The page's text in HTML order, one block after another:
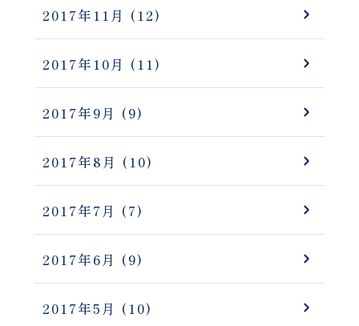
2017年11月 (12)
2017年10月 (11)
2017年9月 (9)
2017年8月 (10)
2017年7月 (7)
2017年6月 (9)
2017年5月 (10)